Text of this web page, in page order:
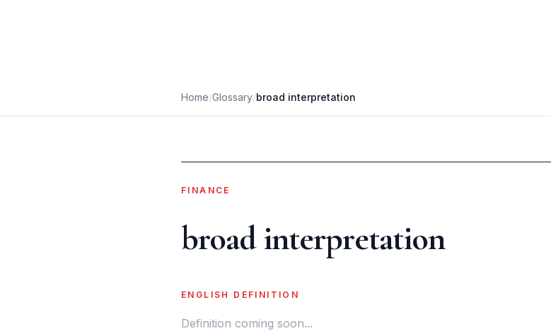
Home/Glossary/broad interpretation
FINANCE
broad interpretation
ENGLISH DEFINITION
Definition coming soon...